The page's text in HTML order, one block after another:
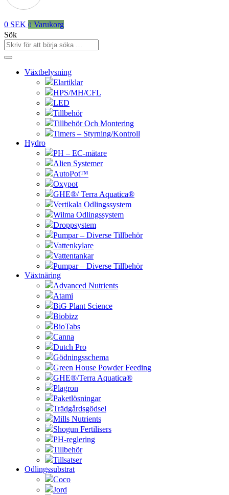
0 SEK 0 Varukorg
Sök
Växtbelysning
Elartiklar
HPS/MH/CFL
LED
Tillbehör
Tillbehör Och Montering
Timers – Styrning/Kontroll
Hydro
PH – EC-mätare
Alien Systemer
AutoPot™
Oxypot
GHE®/ Terra Aquatica®
Vertikala Odlingssystem
Wilma Odlingssystem
Droppsystem
Pumpar – Diverse Tillbehör
Vattenkylare
Vattentankar
Pumpar – Diverse Tillbehör
Växtnäring
Advanced Nutrients
Atami
BiG Plant Science
Biobizz
BioTabs
Canna
Dutch Pro
Gödningsschema
Green House Powder Feeding
GHE®/Terra Aquatica®
Plagron
Paketlösningar
Trädgårdsgödsel
Mills Nutrients
Shogun Fertilisers
PH-reglering
Tillbehör
Tillsatser
Odlingssubstrat
Coco
Jord